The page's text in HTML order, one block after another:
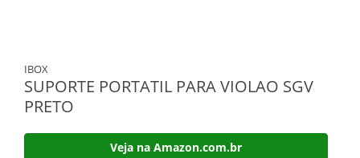
IBOX
SUPORTE PORTATIL PARA VIOLAO SGV
PRETO
Veja na Amazon.com.br